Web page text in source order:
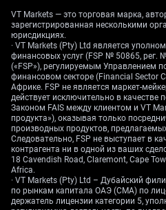
attractive alternative. Until we
meaningfully, the upside for
capped.
At the same time, the U.S.
sync with the optimistic
Dollar Index (DXY) is pushing
level, a move that creates a
multinational corporations.
underlying caution in the
straightforward bullish
Given these conflicting
strategies that offer defined
VT Markets — это торговая марка,
зарегистрированная несколькими
юрисдикциях.
· VT Markets (Pty) Ltd является
финансовых услуг (FSP № 50865,
(«FSP»), регулируемым Управлением
финансовом секторе (Financial Sector
Африке. FSP не является маркет-
действует исключительно в качестве
Законом FAIS между клиентом и VT
продукта»), оказывая только
производных продуктов,
Следовательно, FSP не выступает в
контрагента ни в одной из ваших
18 Cavendish Road, Claremont, Cape
Africa.
· VT Markets (Pty) Ltd – Дубайский
по рынкам капитала ОАЭ (CMA) по
держатель лицензии категории 5,